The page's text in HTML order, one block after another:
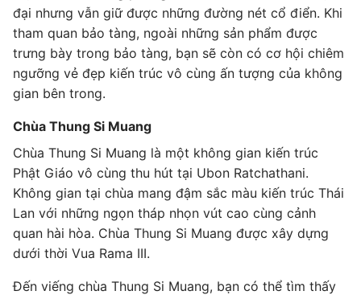
đại nhưng vẫn giữ được những đường nét cổ điển. Khi
tham quan bảo tàng, ngoài những sản phẩm được
trưng bày trong bảo tàng, bạn sẽ còn có cơ hội chiêm
ngưỡng vẻ đẹp kiến trúc vô cùng ấn tượng của không
gian bên trong.
Chùa Thung Si Muang
Chùa Thung Si Muang là một không gian kiến trúc
Phật Giáo vô cùng thu hút tại Ubon Ratchathani.
Không gian tại chùa mang đậm sắc màu kiến trúc Thái
Lan với những ngọn tháp nhọn vút cao cùng cảnh
quan hài hòa. Chùa Thung Si Muang được xây dựng
dưới thời Vua Rama III.
Đến viếng chùa Thung Si Muang, bạn có thể tìm thấy